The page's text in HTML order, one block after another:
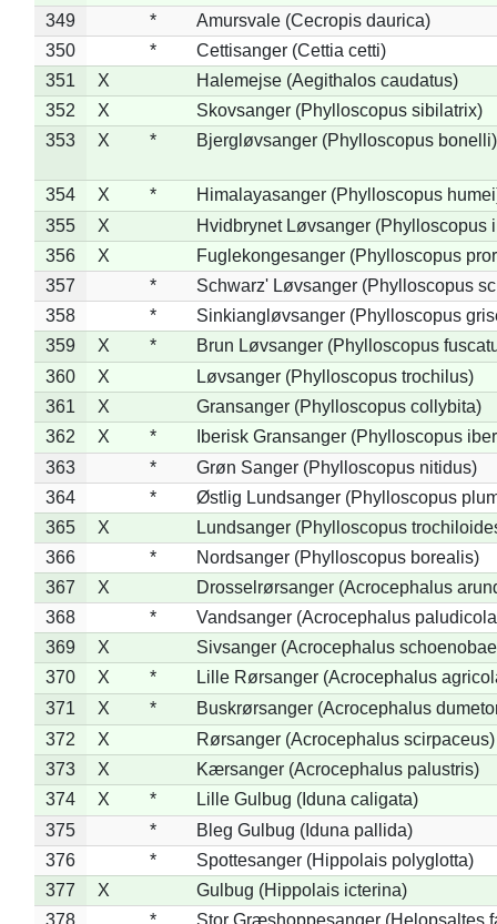
349 *
Amursvale (Cecropis daurica)
350
*
Cettisanger (Cettia cetti)
351
X
Halemejse (Aegithalos caudatus)
352
X
Skovsanger (Phylloscopus sibilatrix)
353
X * Bjergløvsanger (Phylloscopus bonelli)
354 X *
Himalayasanger (Phylloscopus
355
X
Hvidbrynet Løvsanger (Phylloscopus
356
X
Fuglekongesanger (Phylloscopus
357
*
Schwarz' Løvsanger (Phylloscopus
358
*
Sinkiangløvsanger (Phylloscopus
359
X *
Brun Løvsanger (Phylloscopus
360
X
Løvsanger (Phylloscopus trochilus)
361
X
Gransanger (Phylloscopus collybita)
362
X *
Iberisk Gransanger (Phylloscopus
363
*
Grøn Sanger (Phylloscopus nitidus)
364
*
Østlig Lundsanger (Phylloscopus
365
X
Lundsanger (Phylloscopus
366
*
Nordsanger (Phylloscopus borealis)
367
X
Drosselrørsanger (Acrocephalus
368
*
Vandsanger (Acrocephalus
369
X
Sivsanger (Acrocephalus
370
X *
Lille Rørsanger (Acrocephalus
371
X *
Buskrørsanger (Acrocephalus
372
X
Rørsanger (Acrocephalus scirpaceus)
373
X
Kærsanger (Acrocephalus palustris)
374
X *
Lille Gulbug (Iduna caligata)
375
*
Bleg Gulbug (Iduna pallida)
376
*
Spottesanger (Hippolais polyglotta)
377
X
Gulbug (Hippolais icterina)
378
*
Stor Græshoppesanger (Helopsaltes